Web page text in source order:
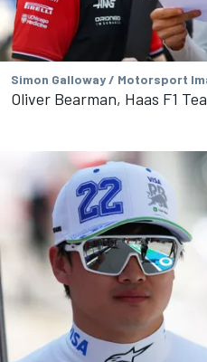
Simon Galloway / Motorsport
Oliver Bearman, Haas F1